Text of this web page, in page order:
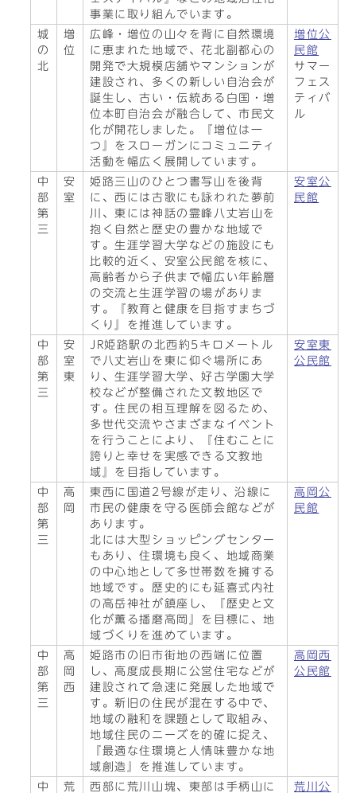
事業に取り組んでいます。
城
の
北
増
位
広峰・増位の山々を背に自然環境
に恵まれた地域で、花北副都心の
開発で大規模店舗やマンションが
建設され、多くの新しい自治会が
誕生し、古い・伝統ある白国・増
位本町自治会が融合して、市民文
化が開花しました。『増位は一
つ』をスローガンにコミュニティ
活動を幅広く展開しています。
増位公
民館
サマー
フェス
ティバ
ル
中
部
第
三
安
室
姫路三山のひとつ書写山を後背
に、西には古歌にも詠われた夢前
川、東には神話の霊峰八丈岩山を
抱く自然と歴史の豊かな地域で
す。生涯学習大学などの施設にも
比較的近く、安室公民館を核に、
高齢者から子供まで幅広い年齢層
の交流と生涯学習の場がありま
す。『教育と健康を目指すまちづ
くり』を推進しています。
安室公
民館
中
部
第
三
安
室
東
JR姫路駅の北西約5キロメートル
で八丈岩山を東に仰ぐ場所にあ
り、生涯学習大学、好古学園大学
校などが整備された文教地区で
す。住民の相互理解を図るため、
多世代交流やさまざまなイベント
を行うことにより、『住むことに
誇りと幸せを実感できる文教地
域』を目指しています。
安室東
公民館
中
部
第
三
高
岡
東西に国道2号線が走り、沿線に
市民の健康を守る医師会館などが
あります。
北には大型ショッピングセンター
もあり、住環境も良く、地域商業
の中心地として多世帯数を擁する
地域です。歴史的にも延喜式内社
の高岳神社が鎮座し、『歴史と文
化が薫る播磨高岡』を目標に、地
域づくりを進めています。
高岡公
民館
中
部
第
三
高
岡
西
姫路市の旧市街地の西端に位置
し、高度成長期に公営住宅などが
建設されて急速に発展した地域で
す。新旧の住民が混在する中で、
地域の融和を課題として取組み、
地域住民のニーズを的確に捉え、
『最適な住環境と人情味豊かな地
域創造』を推進しています。
高岡西
公民館
中
荒
西部に荒川山塊、東部は手柄山に
荒川公